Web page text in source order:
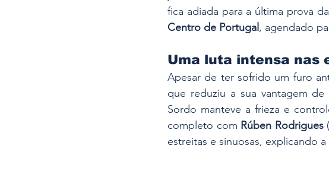
fica adiada para a última prova
Centro de Portugal, agendado
Uma luta intensa nas
Apesar de ter sofrido um furo
que reduziu a sua vantagem de
Sordo manteve a frieza e
completo com Rúben Rodrigues
estreitas e sinuosas, explicando